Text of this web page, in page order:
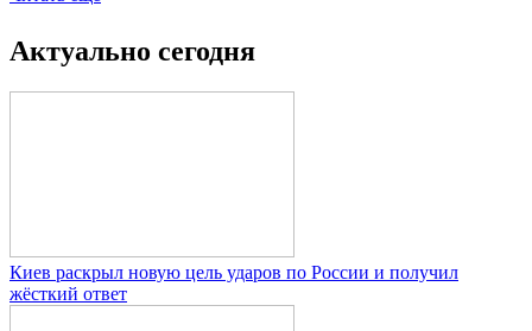
Актуально сегодня
Киев раскрыл новую цель ударов по России и получил
жёсткий ответ